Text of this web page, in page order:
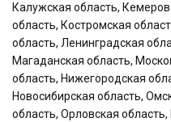
Калужская область,
область, Костромская
область, Ленинградская
Магаданская область,
область, Нижегородская
Новосибирская область,
область, Орловская